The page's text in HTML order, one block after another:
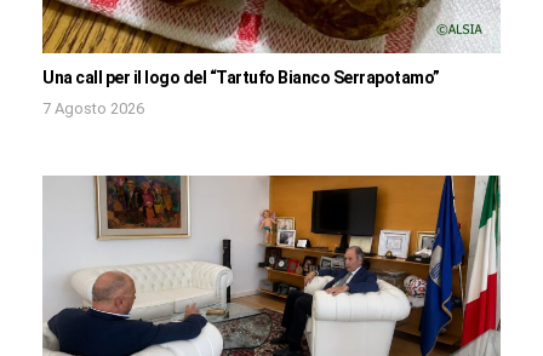
Una call per il logo del “Tartufo Bianco Serrapotamo”
7 Agosto 2026